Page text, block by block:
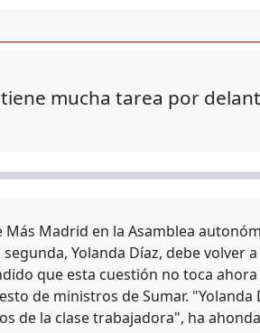
mucha tarea por
Madrid en la Asamblea
Yolanda Díaz, debe volver
que esta cuestión no toca
de ministros de Sumar.
de la clase trabajadora", ha